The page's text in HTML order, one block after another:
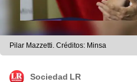
Pilar Mazzetti. Créditos: Minsa
Sociedad LR